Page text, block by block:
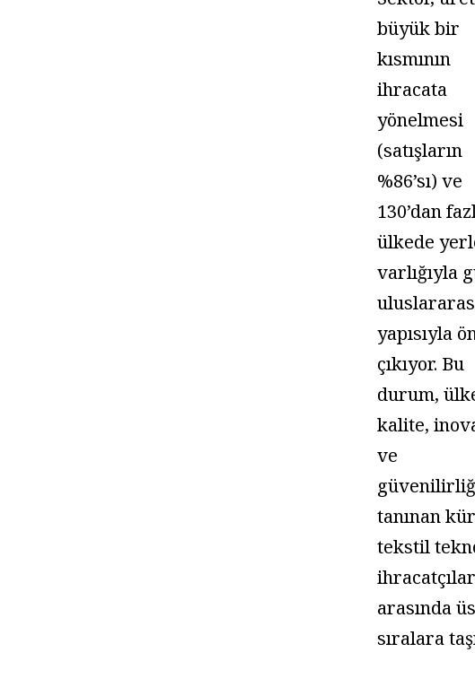
büyük bir
kısmının
ihracata
yönelmesi
(satışların
%86’sı) ve
130’dan
ülkede
varlığıyla
yapısıyla
çıkıyor. Bu
durum,
kalite,
ve
tanınan
tekstil
arasında
sıralara